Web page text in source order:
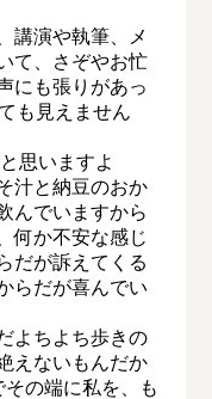
演や執筆、メ
て、さぞやお忙
にも張りがあっ
も見えません
思いますよ
汁と納豆のおか
んでいますから
何か不安な感じ
だが訴えてくる
らだが喜んでい
よちよち歩きの
えないもんだか
の端に私を、も